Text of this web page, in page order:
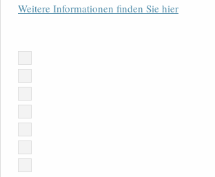
Weitere Informationen finden Sie hier